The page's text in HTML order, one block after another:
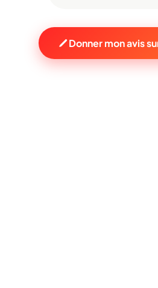
Donner mon avis